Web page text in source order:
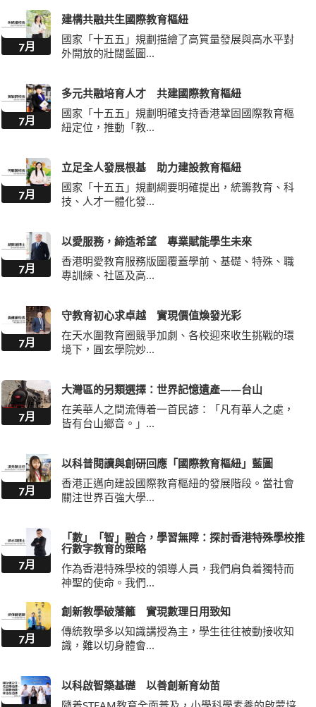
7月
建構共融共生國際教育樞紐
國家「十五五」規劃描繪了高質量發展與高水平對
外開放的壯闊藍圖...
7月
多元共融培育人才 共建國際教育樞紐
國家「十五五」規劃明確支持香港鞏固國際教育樞
紐定位，推動「教...
7月
立足全人發展根基 助力建設教育樞紐
國家「十五五」規劃綱要明確提出，統籌教育、科
技、人才一體化發...
7月
以愛服務，締造希望 專業賦能學生未來
香港明愛教育服務版圖覆蓋學前、基礎、特殊、職
專訓練、社區及高...
7月
守教育初心求卓越 實現價值煥發光彩
在天水圍教育圈競爭加劇、各校迎來收生挑戰的環
境下，圓玄學院妙...
7月
大灣區的另類選擇：世界記憶遺產——台山
在美華人之間流傳着一首民諺：「凡有華人之處，
皆有台山鄉音。」...
7月
以科普閱讀與創研回應「國際教育樞紐」藍圖
香港正邁向建設國際教育樞紐的發展階段。當社會
關注世界百強大學...
7月
「數」「智」融合，學習無障：探討香港特殊學校推
行數字教育的策略
作為香港特殊學校的領導人員，我們肩負着獨特而
神聖的使命。我們...
7月
創新教學破藩籬 實現數理日用致知
傳統教學多以知識講授為主，學生往往被動接收知
識，難以切身體會...
以科啟智築基礎 以善創新育幼苗